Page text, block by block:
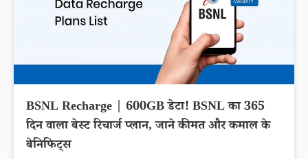
BSNL Recharge | 600GB डेटा! BSNL का 365
दिन वाला बेस्ट रिचार्ज प्लान, जाने कीमत और कमाल के
बेनिफिट्स